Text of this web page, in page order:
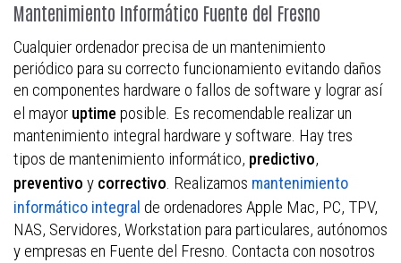
Mantenimiento Informático Fuente del Fresno
Cualquier ordenador precisa de un mantenimiento
periódico para su correcto funcionamiento evitando daños
en componentes hardware o fallos de software y lograr así
el mayor uptime posible. Es recomendable realizar un
mantenimiento integral hardware y software. Hay tres
tipos de mantenimiento informático, predictivo,
preventivo y correctivo. Realizamos mantenimiento
informático integral de ordenadores Apple Mac, PC, TPV,
NAS, Servidores, Workstation para particulares, autónomos
y empresas en Fuente del Fresno. Contacta con nosotros